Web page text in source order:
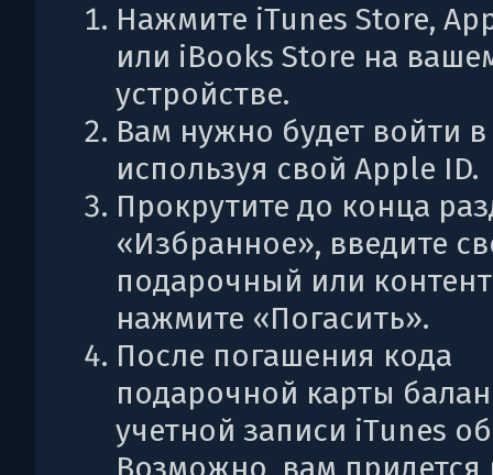
Нажмите iTunes Store,
или iBooks Store на
устройстве.
Вам нужно будет войти в
используя свой Apple ID.
Прокрутите до конца
«Избранное», введите
подарочный или
нажмите «Погасить».
После погашения кода
подарочной карты
учетной записи iTunes